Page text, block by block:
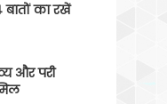
का रखें
और परी